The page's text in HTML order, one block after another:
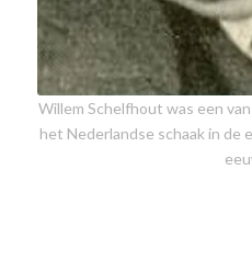
Willem Schelfhout was een
het Nederlandse schaak in